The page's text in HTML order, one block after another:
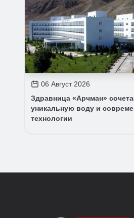
06 Август 2026
Здравница «Арчман»
уникальную воду и
технологии